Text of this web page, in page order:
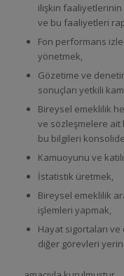
ilişkin faaliyetlerinin
ve bu faaliyetleri
Fon performans
yönetmek,
Gözetime ve
sonuçları yetkili
Bireysel emeklilik
ve sözleşmelere
bu bilgileri
Kamuoyunu ve
İstatistik üretmek,
Bireysel emeklilik
işlemleri yapmak,
Hayat sigortaları
diğer görevleri